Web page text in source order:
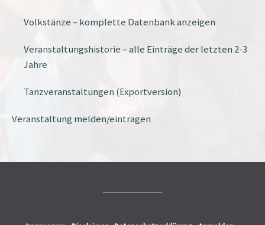
Volkstänze – komplette Datenbank anzeigen
Veranstaltungshistorie – alle Einträge der letzten 2-3
Jahre
Tanzveranstaltungen (Exportversion)
Veranstaltung melden/eintragen